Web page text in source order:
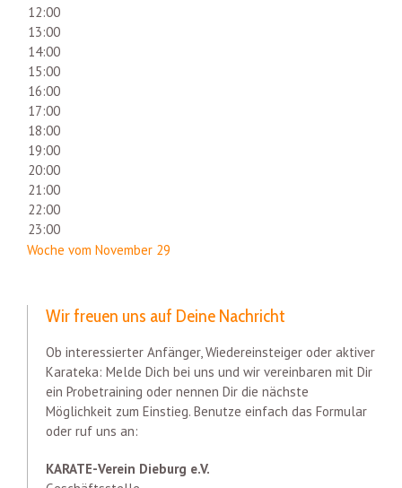
12:00
13:00
14:00
15:00
16:00
17:00
18:00
19:00
20:00
21:00
22:00
23:00
Woche vom November 29
Wir freuen uns auf Deine Nachricht
Ob interessierter Anfänger, Wiedereinsteiger oder aktiver
Karateka: Melde Dich bei uns und wir vereinbaren mit Dir
ein Probetraining oder nennen Dir die nächste
Möglichkeit zum Einstieg. Benutze einfach das Formular
oder ruf uns an:
KARATE-Verein Dieburg e.V.